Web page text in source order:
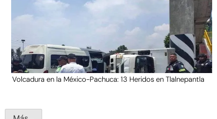
Volcadura en la México-Pachuca: 13 Heridos en Tlalnepantla